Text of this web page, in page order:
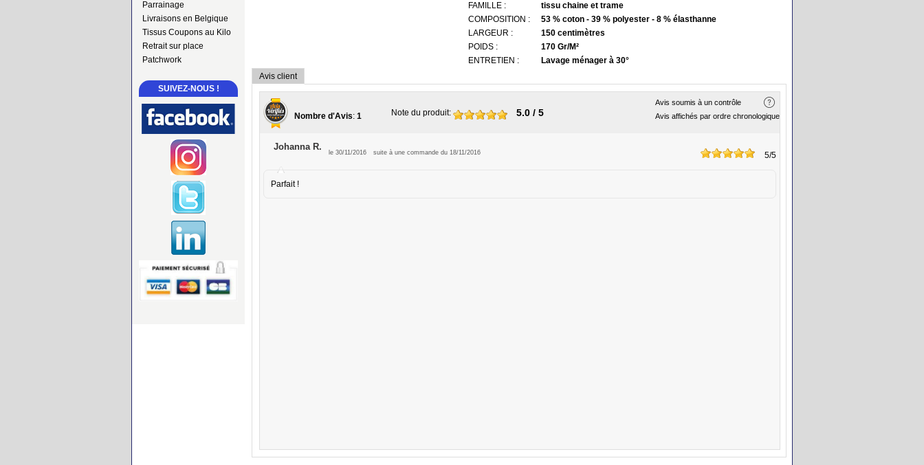
Parrainage
Livraisons en Belgique
Tissus Coupons au Kilo
Retrait sur place
Patchwork
SUIVEZ-NOUS !
FAMILLE :
tissu chaine et trame
COMPOSITION :
53 % coton - 39 % polyester - 8 % élasthanne
LARGEUR :
150 centimètres
POIDS :
170 Gr/M²
ENTRETIEN :
Lavage ménager à 30°
Avis client
Avis soumis à un contrôle
Avis affichés par ordre chronologique
Nombre d'Avis: 1 Note du produit: 5.0 / 5
Johanna R.
le 30/11/2016 suite à une commande du 18/11/2016 5/5
Parfait !